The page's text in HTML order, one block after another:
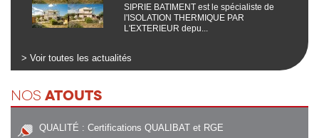
SIPRIE BATIMENT est le spécialiste de
l'ISOLATION THERMIQUE PAR
L'EXTERIEUR depu...
> Voir toutes les actualités
NOS ATOUTS
QUALITÉ : Certifications QUALIBAT et RGE